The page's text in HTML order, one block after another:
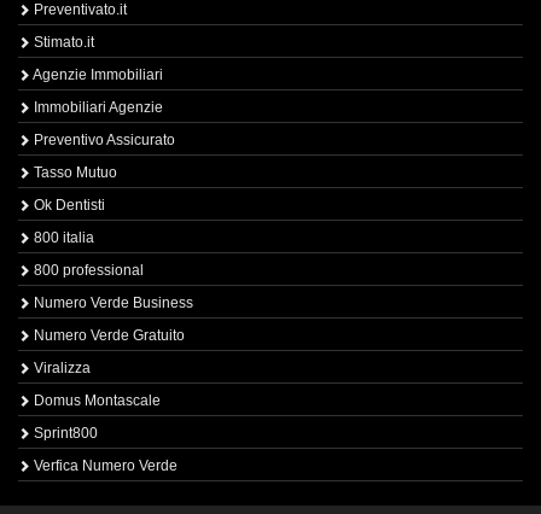
Preventivato.it
Stimato.it
Agenzie Immobiliari
Immobiliari Agenzie
Preventivo Assicurato
Tasso Mutuo
Ok Dentisti
800 italia
800 professional
Numero Verde Business
Numero Verde Gratuito
Viralizza
Domus Montascale
Sprint800
Verfica Numero Verde